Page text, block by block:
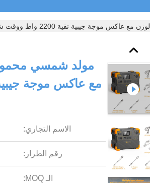
جيبية نقية 2200 واط ووقت شحن ساعتين
مولد شمسي محمول
الاسم التجاري:
رقم الطراز:
الـ MOQ: